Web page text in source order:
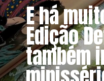
E há
Edição
também